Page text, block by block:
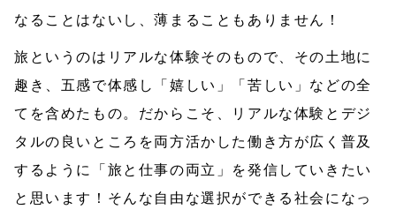
なることはないし、薄まることもありません！
旅というのはリアルな体験そのもので、その土地に
趣き、五感で体感し「嬉しい」「苦しい」などの全
てを含めたもの。だからこそ、リアルな体験とデジ
タルの良いところを両方活かした働き方が広く普及
するように「旅と仕事の両立」を発信していきたい
と思います！そんな自由な選択ができる社会になっ